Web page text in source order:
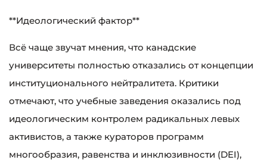
**Идеологический фактор**
Всё чаще звучат мнения, что канадские
университеты полностью отказались от концепции
институционального нейтралитета. Критики
отмечают, что учебные заведения оказались под
идеологическим контролем радикальных левых
активистов, а также кураторов программ
многообразия, равенства и инклюзивности (DEI),